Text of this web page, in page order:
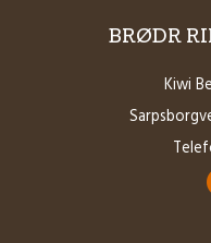
BRØDR
Kiwi